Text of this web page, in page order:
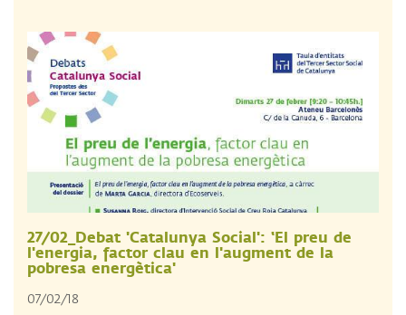
27/02_Debat 'Catalunya Social': ‘El preu de
l'energia, factor clau en l'augment de la
pobresa energètica'
07/02/18